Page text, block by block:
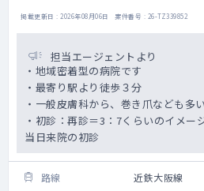
掲載更新日 : 2026年08月06日 案件番号 : 26-TZ339852
担当エージェントより
・地域密着型の病院です
・最寄り駅より徒歩３分
・一般皮膚科から、巻き爪なども多
・初診：再診＝3：7くらいのイメ
当日来院の初診
路線 近鉄大阪線